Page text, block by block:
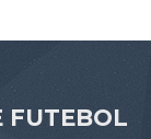
FUTEBOL